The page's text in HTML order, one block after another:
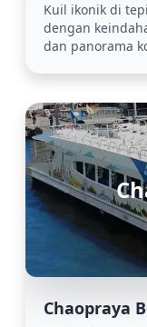
Kuil ikonik di
dengan
dan panorama
Chaopraya